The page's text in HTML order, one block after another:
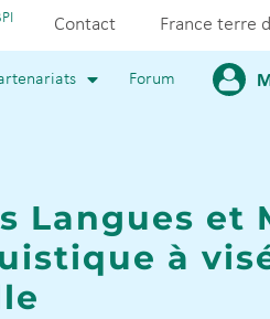
Contact France terre
Forum
Langues et
à